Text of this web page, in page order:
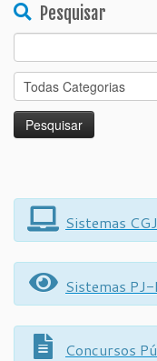
Pesquisar
for:
Sistemas
Sistemas PJ-
Concursos